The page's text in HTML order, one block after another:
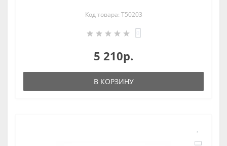
Код товара: T50203
5 210р.
В КОРЗИНУ